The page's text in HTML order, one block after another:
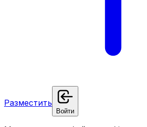
Разместить
Войти